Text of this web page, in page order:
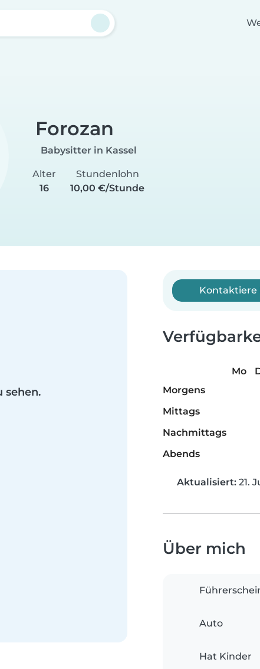
Forozan
Babysitter in Kassel
Alter
16
Stundenlohn
10,00 €/Stunde
sehen.
Kontaktiere
Mo
Morgens
Mittags
Nachmittags
Abends
Aktualisiert: 21.
Über mich
Auto
Hat Kinder